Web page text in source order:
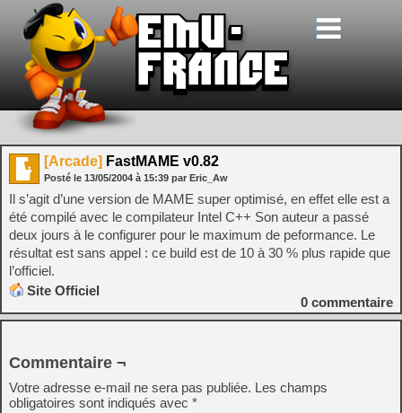
[Arcade] FastMAME v0.82
Posté le 13/05/2004 à 15:39 par Eric_Aw
Il s’agit d’une version de MAME super optimisé, en effet elle est a
été compilé avec le compilateur Intel C++ Son auteur a passé
deux jours à le configurer pour le maximum de peformance. Le
résultat est sans appel : ce build est de 10 à 30 % plus rapide que
l’officiel.
Site Officiel
0 commentaire
Commentaire ¬
Votre adresse e-mail ne sera pas publiée. Les champs
obligatoires sont indiqués avec *